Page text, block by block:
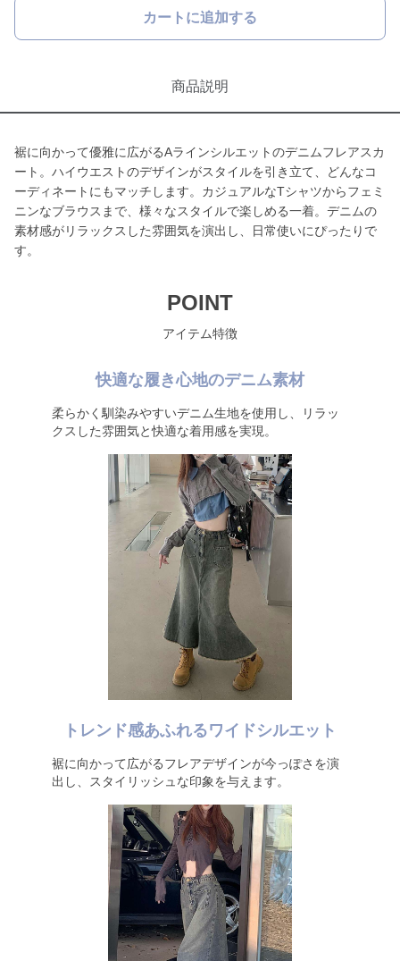
カートに追加する
商品説明
裾に向かって優雅に広がるAラインシルエットのデニムフレアスカ
ート。ハイウエストのデザインがスタイルを引き立て、どんなコ
ーディネートにもマッチします。カジュアルなTシャツからフェミ
ニンなブラウスまで、様々なスタイルで楽しめる一着。デニムの
素材感がリラックスした雰囲気を演出し、日常使いにぴったりで
す。
POINT
アイテム特徴
快適な履き心地のデニム素材
柔らかく馴染みやすいデニム生地を使用し、リラッ
クスした雰囲気と快適な着用感を実現。
トレンド感あふれるワイドシルエット
裾に向かって広がるフレアデザインが今っぽさを演
出し、スタイリッシュな印象を与えます。